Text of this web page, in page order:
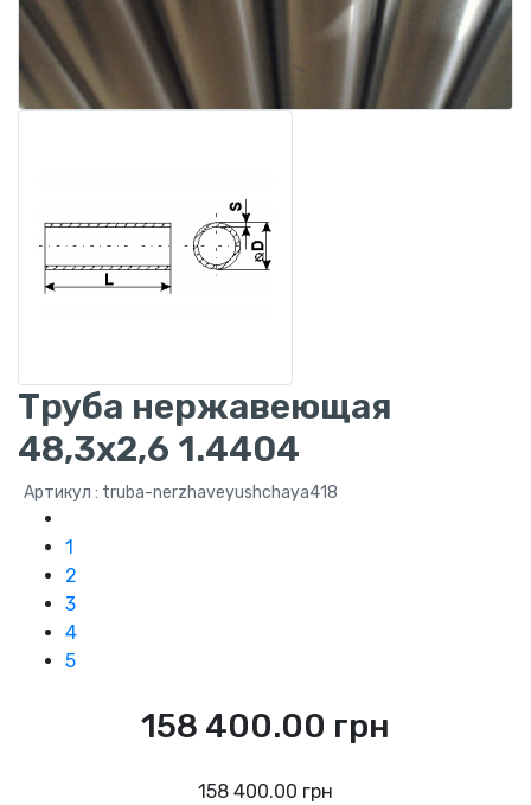
Труба нержавеющая
48,3x2,6 1.4404
Артикул : truba-nerzhaveyushchaya418
1
2
3
4
5
158 400.00 грн
158 400.00 грн